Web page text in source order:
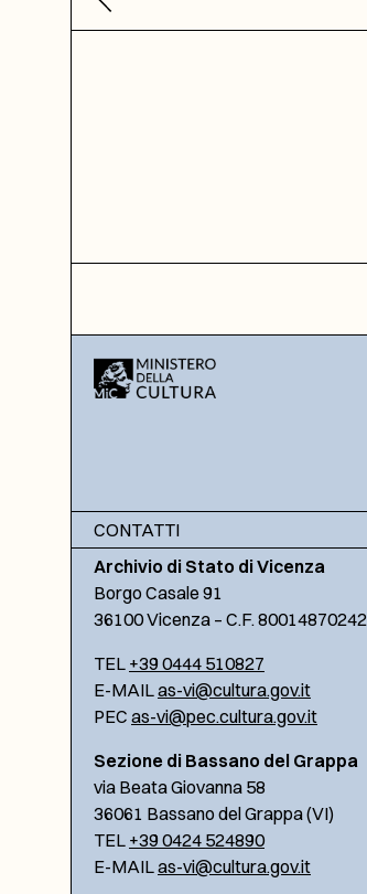
CONTATTI
Archivio di Stato di Vicenza
Borgo Casale 91
36100 Vicenza – C.F. 80014870242
TEL +39 0444 510827
E-MAILas-vi@cultura.gov.it
PEC as-vi@pec.cultura.gov.it
Sezione di Bassano del Grappa
via Beata Giovanna 58
36061 Bassano del Grappa (VI)
TEL +39 0424 524890
E-MAILas-vi@cultura.gov.it